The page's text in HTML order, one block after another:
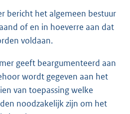
bericht het algemeen bestuur
of en in hoeverre aan dat
voldaan.
geeft beargumenteerd aan
wordt gegeven aan het
van toepassing welke
noodzakelijk zijn om het